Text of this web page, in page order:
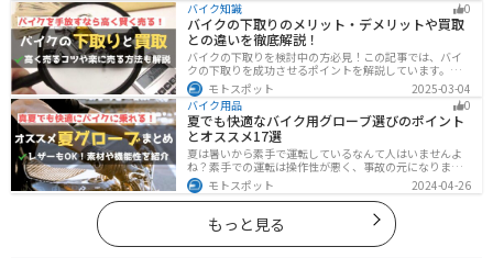
介。初心者でも安心して足回りをカッコよくドレスアッ
プできます。
バイク知識
0
バイクの下取りのメリット・デメリットや買取
との違いを徹底解説！
バイクの下取りを検討中の方必見！この記事では、バイ
クの下取りを成功させるポイントを解説しています。実
は、下取りは現金化の手間を省き、乗り換え当日までバ
イクに乗れる一方で、査定額が低くなる場合も多いため
注意が必要です。この記事を読めば、よい条件で下取り
を進めるコツがわかります。
モトスポット
2025-03-04
バイク用品
0
夏でも快適なバイク用グローブ選びのポイント
とオススメ17選
夏は暑いから素手で運転しているなんて人はいませんよ
ね？素手での運転は操作性が悪く、事故の元になりま
す。直射日光が当たり日焼けで余計に暑くなります。夏に
は夏用グローブを使うことで、素手より涼しく快適にバ
イクに乗ることができるので是非使いましょう。
モトスポット 2024-04-26
もっと見る